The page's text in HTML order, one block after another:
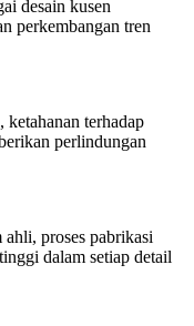
desain kusen
perkembangan tren
terhadap
perlindungan
proses pabrikasi
dalam setiap detail